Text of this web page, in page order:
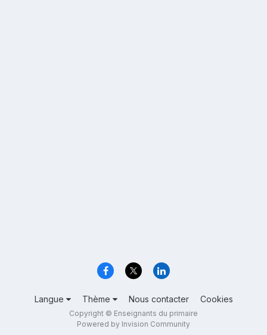
Langue Thème Nous contacter Cookies
Copyright © Enseignants du primaire
Powered by Invision Community